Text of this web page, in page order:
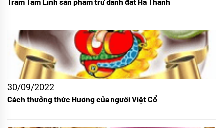
30/09/2022
Cách thưởng thức Hương của người Việt Cổ